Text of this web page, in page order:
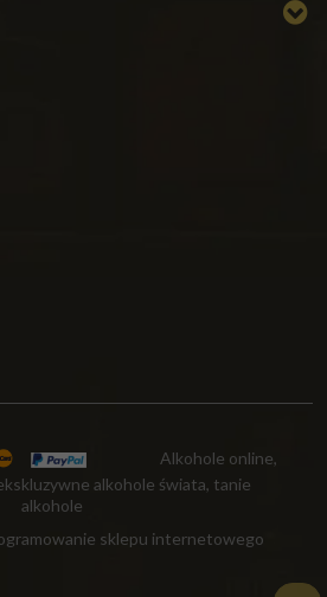
Alkohole online,
alkohole świata, tanie
alkohole
sklepu internetowego